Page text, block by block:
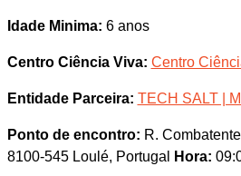
Idade Minima: 6 anos
Centro Ciência Viva: Centro
Entidade Parceira: TECH SALT |
Ponto de encontro: R.
8100-545 Loulé, Portugal
Hora: